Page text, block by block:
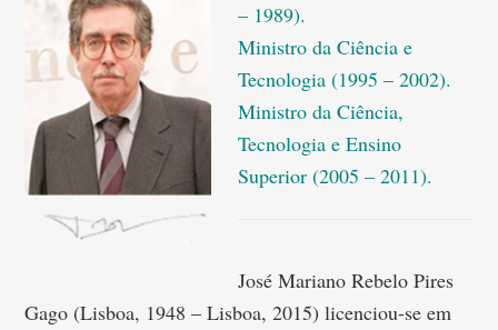
– 1989).
Ministro da Ciência e
Tecnologia (1995 – 2002).
Ministro da Ciência,
Tecnologia e Ensino
Superior (2005 – 2011).
José Mariano Rebelo Pires
Gago (Lisboa, 1948 – Lisboa, 2015) licenciou-se em